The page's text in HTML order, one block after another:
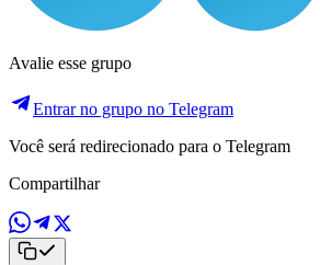
Avalie esse grupo
Entrar no grupo no Telegram
Você será redirecionado para o Telegram
Compartilhar